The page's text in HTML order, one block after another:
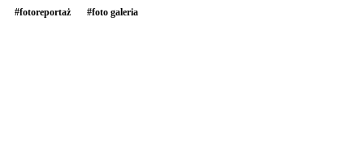
#fotoreportaż #foto galeria